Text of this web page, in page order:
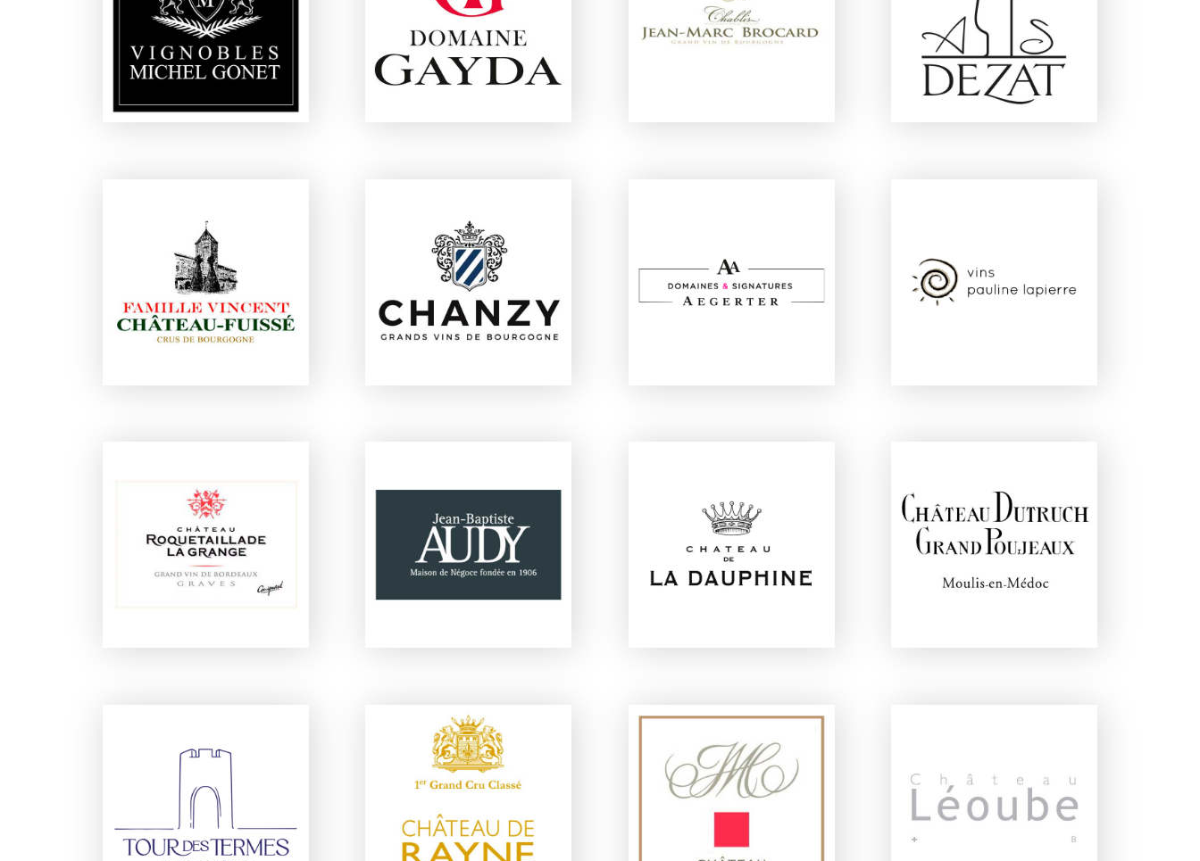
VIGNOBLES MICHEL
GONET
DOMAINE GAYDA
DOMAINE JEAN-MARC
BROCARD
DOMAINE AS DEZAT
CHÂTEAU FUISSÉ
DOMAINE & MAISON
CHANZY
AEGERTER DOMAINES &
SIGNATURES
VINS PAULINE LAPIERRE
CHÂTEAU
ROQUETAILLADE LA
GRANGE
DOMAINE BOURROTTE
(MAISON JB AUDY)
CHÂTEAU LA DAUPHINE
CHÂTEAU DUTRUCH
GRAND POUJEAUX
CHÂTEAU TOUR DES
TERMES
VIGNEAU
CHÂTEAU LÉOUBE